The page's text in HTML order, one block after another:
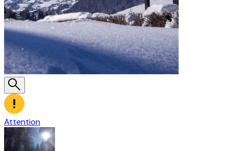
Attention